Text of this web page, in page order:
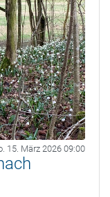
15. März 2026 09:00